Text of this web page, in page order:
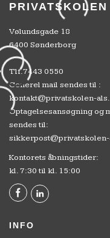
Vølundsgade 18
6400 Sønderborg
Tlf.7443 0550
Generel mail sendes til :
kontakt@privatskolen-
Optagelsesansøgning og
sendes til:
Kontorets åbningstider:
kl. 7:30 til kl. 15:00
INFO